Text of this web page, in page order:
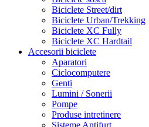
Biciclete Street/dirt
Biciclete Urban/Trekking
Biciclete XC Fully
Biciclete XC Hardtail
Accesorii biciclete
Aparatori
Ciclocomputere
Genti
Lumini / Sonerii
Pompe
Produse intretinere